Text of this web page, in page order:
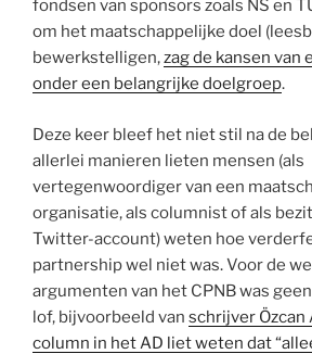
fondsen van sponsors zoals NS en
om het maatschappelijke doel
bewerkstelligen,zag de kansen van
onder een belangrijke doelgroep.
Deze keer bleef het niet stil na de
allerlei manieren lieten mensen (als
vertegenwoordiger van een
organisatie, als columnist of als
Twitter-account) weten hoe
partnership wel niet was. Voor de
argumenten van het CPNB was
lof, bijvoorbeeld van schrijver Özcan
column in het AD liet weten dat